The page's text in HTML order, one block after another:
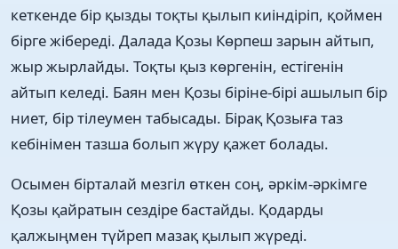
кеткенде бір қызды тоқты қылып киіндіріп, қоймен
бірге жібереді. Далада Қозы Көрпеш зарын айтып,
жыр жырлайды. Тоқты қыз көргенін, естігенін
айтып келеді. Баян мен Қозы біріне-бірі ашылып бір
ниет, бір тілеумен табысады. Бірақ Қозыға таз
кебінімен тазша болып жүру қажет болады.
Осымен бірталай мезгіл өткен соң, әркім-әркімге
Қозы қайратын сездіре бастайды. Қодарды
қалжыңмен түйреп мазақ қылып жүреді.